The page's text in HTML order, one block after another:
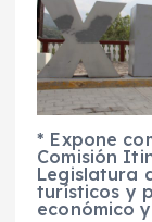
* Expone
Comisión
Legislatura
turísticos y
económico